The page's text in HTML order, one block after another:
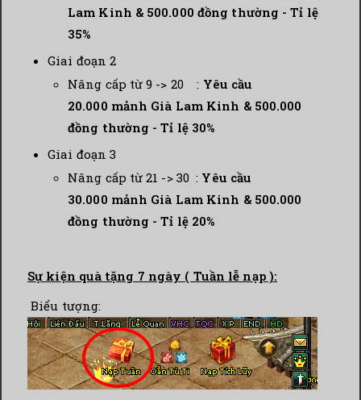
Lam Kinh & 500.000 đồng thường - Tỉ lệ
35%
Giai đoạn 2
Nâng cấp từ 9 -> 20 : Yêu cầu
20.000 mảnh Già Lam Kinh & 500.000
đồng thường - Tỉ lệ 30%
Giai đoạn 3
Nâng cấp từ 21 -> 30 : Yêu cầu
30.000 mảnh Già Lam Kinh & 500.000
đồng thường - Tỉ lệ 20%
Sự kiện quà tặng 7 ngày ( Tuần lễ nạp ):
Biểu tượng: